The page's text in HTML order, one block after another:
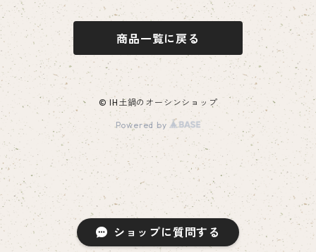
ショップに質問する
商品一覧に戻る
© IH土鍋のオーシンショップ
Powered by